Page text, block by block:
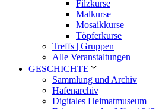
Filzkurse
Malkurse
Mosaikkurse
Töpferkurse
Treffs | Gruppen
Alle Veranstaltungen
GESCHICHTE
Sammlung und Archiv
Hafenarchiv
Digitales Heimatmuseum